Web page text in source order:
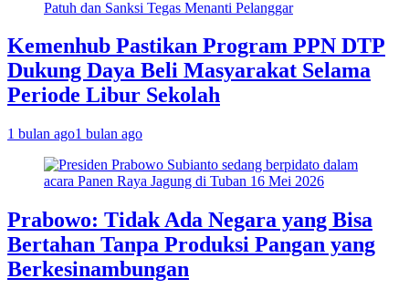
Kemenhub Pastikan Program PPN DTP
Dukung Daya Beli Masyarakat Selama
Periode Libur Sekolah
1 bulan ago1 bulan ago
Prabowo: Tidak Ada Negara yang Bisa
Bertahan Tanpa Produksi Pangan yang
Berkesinambungan